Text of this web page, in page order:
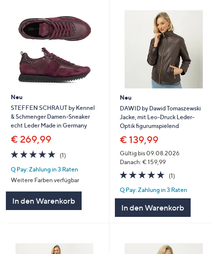
Neu
STEFFEN SCHRAUT by Kennel
& Schmenger Damen-Sneaker
echt Leder Made in Germany
€ 269,99
5.0
von
5
(1)1
Q Pay: Zahlung in 3 Raten
Weitere Farben verfügbar
In den Warenkorb
Neu
DAWID by Dawid Tomaszewski
Jacke, mit Leo-Druck Leder-
Optik figurumspielend
€ 139,99
Gültig bis 09.08.2026
Danach: € 159,99
5.0
von
5
(1)1
Q Pay: Zahlung in 3 Raten
In den Warenkorb